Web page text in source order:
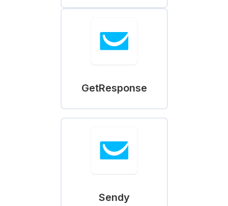
GetResponse
Sendy